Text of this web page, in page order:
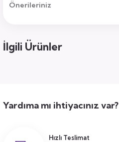
Önerileriniz
İlgili Ürünler
Yardıma mı ihtiyacınız var?
Hızlı Teslimat